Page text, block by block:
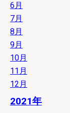
6月
7月
8月
9月
10月
11月
12月
2021年